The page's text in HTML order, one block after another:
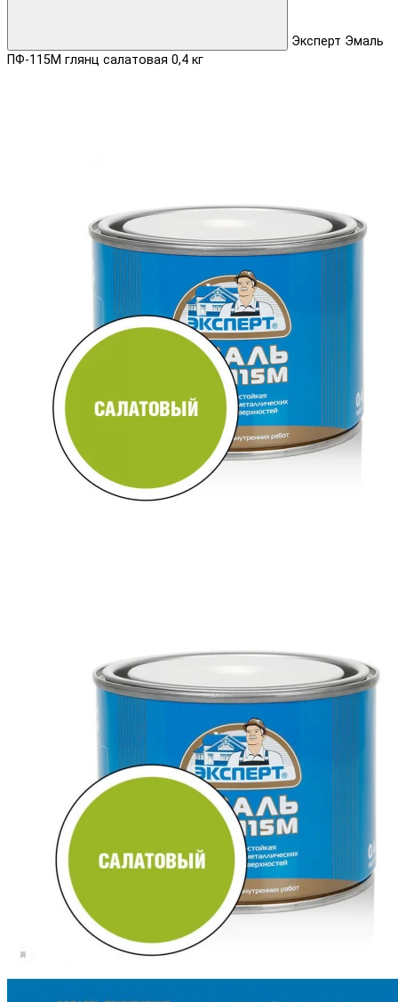
Эксперт Эмаль
ПФ-115М глянц салатовая 0,4 кг